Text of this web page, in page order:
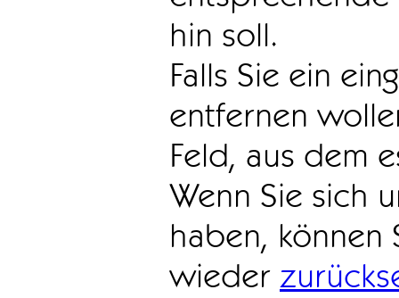
hin soll.
Falls Sie ein
entfernen
Feld, aus dem
Wenn Sie sich
haben, können
wieder